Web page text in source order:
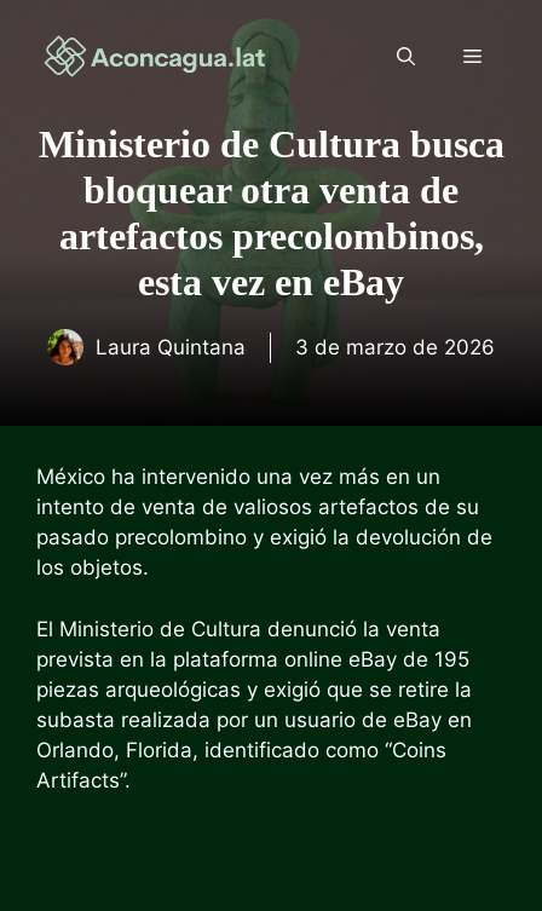
contenido
Menú
Ministerio de Cultura busca
bloquear otra venta de
artefactos precolombinos,
esta vez en eBay
Laura Quintana 3 de marzo de 2026
México ha intervenido una vez más en un
intento de venta de valiosos artefactos de su
pasado precolombino y exigió la devolución de
los objetos.
El Ministerio de Cultura denunció la venta
prevista en la plataforma online eBay de 195
piezas arqueológicas y exigió que se retire la
subasta realizada por un usuario de eBay en
Orlando, Florida, identificado como “Coins
Artifacts”.